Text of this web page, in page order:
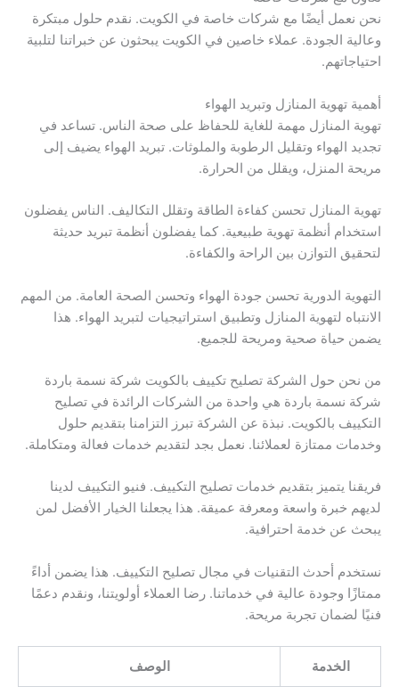
نحن نعمل أيضًا مع شركات خاصة في الكويت. نقدم حلول مبتكرة
وعالية الجودة. عملاء خاصين في الكويت يبحثون عن خبراتنا لتلبية
احتياجاتهم.
أهمية تهوية المنازل وتبريد الهواء
تهوية المنازل مهمة للغاية للحفاظ على صحة الناس. تساعد في
تجديد الهواء وتقليل الرطوبة والملوثات. تبريد الهواء يضيف إلى
مريحة المنزل، ويقلل من الحرارة.
تهوية المنازل تحسن كفاءة الطاقة وتقلل التكاليف. الناس يفضلون
استخدام أنظمة تهوية طبيعية. كما يفضلون أنظمة تبريد حديثة
لتحقيق التوازن بين الراحة والكفاءة.
التهوية الدورية تحسن جودة الهواء وتحسن الصحة العامة. من المهم
الانتباه لتهوية المنازل وتطبيق استراتيجيات لتبريد الهواء. هذا
يضمن حياة صحية ومريحة للجميع.
من نحن حول الشركة تصليح تكييف بالكويت شركة نسمة باردة
شركة نسمة باردة هي واحدة من الشركات الرائدة في تصليح
التكييف بالكويت. نبذة عن الشركة تبرز التزامنا بتقديم حلول
وخدمات ممتازة لعملائنا. نعمل بجد لتقديم خدمات فعالة ومتكاملة.
فريقنا يتميز بتقديم خدمات تصليح التكييف. فنيو التكييف لدينا
لديهم خبرة واسعة ومعرفة عميقة. هذا يجعلنا الخيار الأفضل لمن
يبحث عن خدمة احترافية.
نستخدم أحدث التقنيات في مجال تصليح التكييف. هذا يضمن أداءً
ممتازًا وجودة عالية في خدماتنا. رضا العملاء أولويتنا، ونقدم دعمًا
فنيًا لضمان تجربة مريحة.
الخدمة الوصف